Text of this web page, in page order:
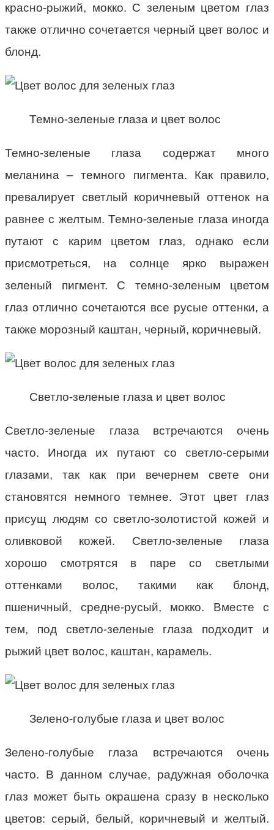
красно-рыжий, мокко. С зеленым цветом глаз
также отлично сочетается черный цвет волос и
блонд.
Темно-зеленые глаза и цвет волос
Темно-зеленые глаза содержат много
меланина – темного пигмента. Как правило,
превалирует светлый коричневый оттенок на
равнее с желтым. Темно-зеленые глаза иногда
путают с карим цветом глаз, однако если
присмотреться, на солнце ярко выражен
зеленый пигмент. С темно-зеленым цветом
глаз отлично сочетаются все русые оттенки, а
также морозный каштан, черный, коричневый.
Светло-зеленые глаза и цвет волос
Светло-зеленые глаза встречаются очень
часто. Иногда их путают со светло-серыми
глазами, так как при вечернем свете они
становятся немного темнее. Этот цвет глаз
присущ людям со светло-золотистой кожей и
оливковой кожей. Светло-зеленые глаза
хорошо смотрятся в паре со светлыми
оттенками волос, такими как блонд,
пшеничный, средне-русый, мокко. Вместе с
тем, под светло-зеленые глаза подходит и
рыжий цвет волос, каштан, карамель.
Зелено-голубые глаза и цвет волос
Зелено-голубые глаза встречаются очень
часто. В данном случае, радужная оболочка
глаз может быть окрашена сразу в несколько
цветов: серый, белый, коричневый и желтый.